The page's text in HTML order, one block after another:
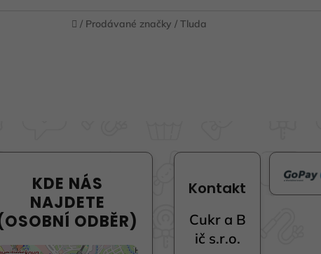
Domů
/ Prodávané značky / Tluda
KDE NÁS
NAJDETE
ODBĚR)
Kontakt
Cukr a B
ič s.r.o.